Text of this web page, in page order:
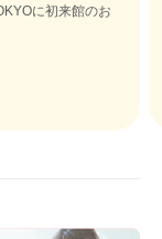
に初来館のお